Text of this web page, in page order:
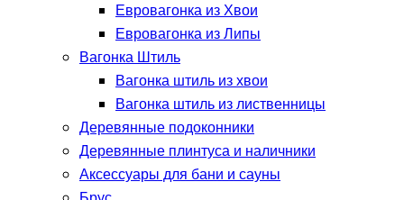
Евровагонка из Хвои
Евровагонка из Липы
Вагонка Штиль
Вагонка штиль из хвои
Вагонка штиль из лиственницы
Деревянные подоконники
Деревянные плинтуса и наличники
Аксессуары для бани и сауны